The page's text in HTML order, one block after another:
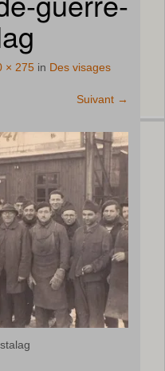
× 275 in Des visages
Suivant →